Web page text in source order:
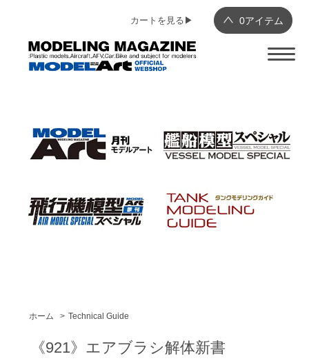
0アイテム
カートを見る▶︎
ホーム > Technical Guide
《921》エアブラシ解体新書